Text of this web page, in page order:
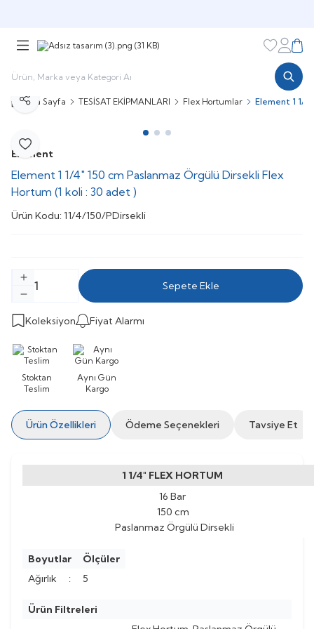
Favorilerim
Ana Sayfa TESİSAT EKİPMANLARI Flex Hortumlar Element 1 1/
Favoriye Ekle
Paylaş
Element
Element 1 1/4" 150 cm Paslanmaz Örgülü Dirsekli Flex
Hortum (1 koli : 30 adet )
Ürün Kodu: 11/4/150/PDirsekli
Sepete Ekle
Koleksiyon Fiyat Alarmı
Stoktan
Teslim
Aynı Gün
Kargo
Ürün Özellikleri Ödeme Seçenekleri Tavsiye Et
1 1/4" FLEX HORTUM
16 Bar
150 cm
Paslanmaz Örgülü Dirsekli
Boyutlar
Ölçüler
Ağırlık
: 5
Ürün Filtreleri